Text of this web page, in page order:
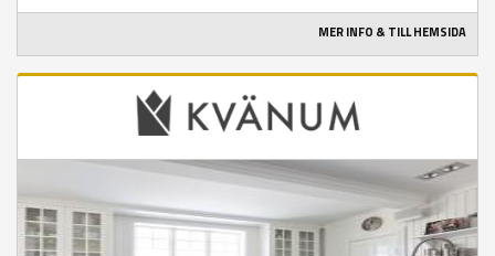
MER INFO & TILL HEMSIDA